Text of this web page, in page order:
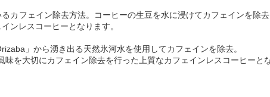
カフェイン除去方法。コーヒーの生豆を水に浸けてカフェインを除
ンレスコーヒーとなります。
」から湧き出る天然氷河水を使用してカフェインを除去。
を大切にカフェイン除去を行った上質なカフェインレスコーヒーと